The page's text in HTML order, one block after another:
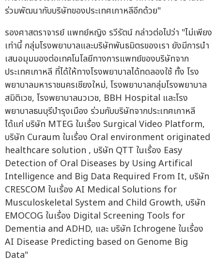
ร่วมพัฒนากับบริษัทของประเทศเกาหลีอีกด้วย"
รองศาสตราจารย์ แพทย์หญิง รวีรัตน์ กล่าวต่อไปว่า "ไม่เพียง
เท่านี้ กลุ่มโรงพยาบาลและบริษัทพันธมิตรของเรา ยังมีการนำ
เสนอมุมมองต่อเทคโนโลยีทางการแพทย์ของบริษัทจาก
ประเทศเกาหลี ที่ได้ให้ทางโรงพยาบาลได้ทดลองใช้ ทั้ง โรง
พยาบาลมหาราชนครเชียงใหม่, โรงพยาบาลกลุ่มโรงพยาบาล
สมิติเวช, โรงพยาบาลนวเวช, BBH Hospital และโรง
พยาบาลธนบุรีบำรุงเมือง ร่วมกับบริษัทจากประเทศเกาหลี
ได้แก่ บริษัท MTEG ในเรื่อง Surgical Video Platform,
บริษัท Curaum ในเรื่อง Oral environment originated
healthcare solution , บริษัท QTT ในเรื่อง Easy
Detection of Oral Diseases by Using Artifical
Intelligence and Big Data Required From It, บริษัท
CRESCOM ในเรื่อง AI Medical Solutions for
Musculoskeletal System and Child Growth, บริษัท
EMOCOG ในเรื่อง Digital Screening Tools for
Dementia and ADHD, และ บริษัท Ichrogene ในเรื่อง
AI Disease Predicting based on Genome Big
Data"